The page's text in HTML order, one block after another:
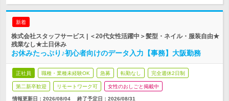
新着
株式会社スタッフサービス | ＜20代女性活躍中＞髪型・ネイル・服装自由★
残業なし★土日休み
お休みたっぷり♪初心者向けのデータ入力【事務】大阪勤務
正社員 職種・業種未経験OK 急募 転勤なし 完全週休2日制
第二新卒歓迎 リモートワーク可 女性のおしごと掲載中
情報更新日：2026/08/04 終了予定日： 2026/08/31